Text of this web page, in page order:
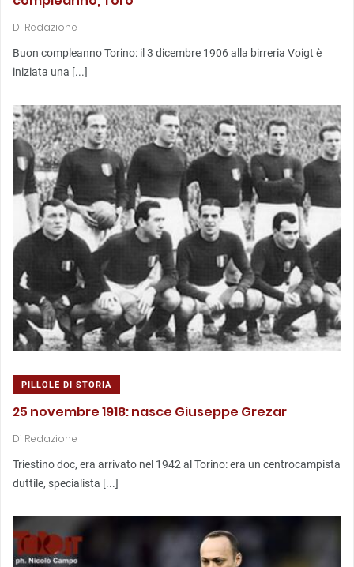
Di Redazione
Buon compleanno Torino: il 3 dicembre 1906 alla birreria Voigt è
iniziata una [...]
PILLOLE DI STORIA
25 novembre 1918: nasce Giuseppe Grezar
Di Redazione
Triestino doc, era arrivato nel 1942 al Torino: era un centrocampista
duttile, specialista [...]